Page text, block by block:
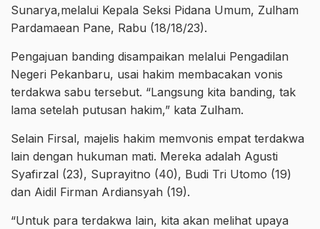
Sunarya,melalui Kepala Seksi Pidana Umum, Zulham
Pardamaean Pane, Rabu (18/18/23).
Pengajuan banding disampaikan melalui Pengadilan
Negeri Pekanbaru, usai hakim membacakan vonis
terdakwa sabu tersebut. “Langsung kita banding, tak
lama setelah putusan hakim,” kata Zulham.
Selain Firsal, majelis hakim memvonis empat terdakwa
lain dengan hukuman mati. Mereka adalah Agusti
Syafirzal (23), Suprayitno (40), Budi Tri Utomo (19)
dan Aidil Firman Ardiansyah (19).
“Untuk para terdakwa lain, kita akan melihat upaya